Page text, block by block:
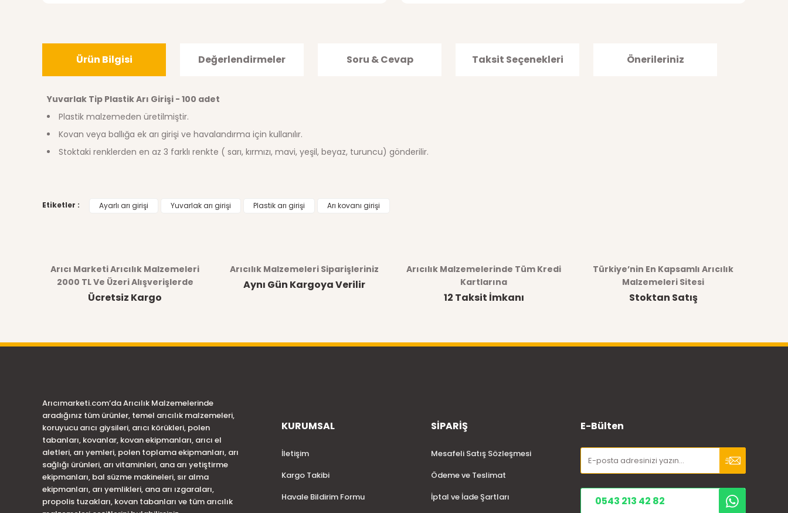
Ürün Bilgisi Değerlendirmeler Soru & Cevap Taksit Seçenekleri Önerileriniz
Yuvarlak Tip Plastik Arı Girişi - 100 adet
Plastik malzemeden üretilmiştir.
Kovan veya ballığa ek arı girişi ve havalandırma için kullanılır.
Stoktaki renklerden en az 3 farklı renkte ( sarı, kırmızı, mavi, yeşil, beyaz, turuncu) gönderilir.
Ürün açıklamasında eksik bilgiler bulunuyor.
Ürün bilgilerinde hatalar bulunuyor.
Bu ürüne benzer farklı alternatifler olmalı.
Etiketler : Ayarlı arı girişi Yuvarlak arı girişi Plastik arı girişi Arı kovanı girişi
Arıcı Marketi Arıcılık Malzemeleri
2000 TL Ve Üzeri Alışverişlerde
Ücretsiz Kargo
Arıcılık Malzemeleri Siparişleriniz
Aynı Gün Kargoya Verilir
Arıcılık Malzemelerinde Tüm Kredi
Kartlarına
12 Taksit İmkanı
Türkiye’nin En Kapsamlı Arıcılık
Malzemeleri Sitesi
Stoktan Satış
Arıcımarketi.com’da Arıcılık Malzemelerinde
aradığınız tüm ürünler, temel arıcılık malzemeleri,
koruyucu arıcı giysileri, arıcı körükleri, polen
tabanları, kovanlar, kovan ekipmanları, arıcı el
aletleri, arı yemleri, polen toplama ekipmanları, arı
sağlığı ürünleri, arı vitaminleri, ana arı yetiştirme
ekipmanları, bal süzme makineleri, sır alma
ekipmanları, arı yemlikleri, ana arı ızgaraları,
propolis tuzakları, kovan tabanları ve tüm arıcılık
KURUMSAL
İletişim
Kargo Takibi
Havale Bildirim Formu
SİPARİŞ
Mesafeli Satış Sözleşmesi
Ödeme ve Teslimat
İptal ve İade Şartları
E-Bülten
0543 213 42 82